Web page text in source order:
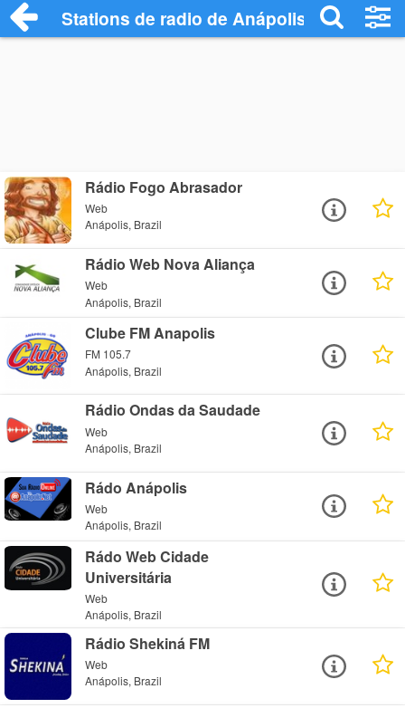
Stations de radio de Anápolis
Rádio Fogo Abrasador
Web
Anápolis, Brazil
Rádio Web Nova Aliança
Web
Anápolis, Brazil
Clube FM Anapolis
FM 105.7
Anápolis, Brazil
Rádio Ondas da Saudade
Web
Anápolis, Brazil
Rádo Anápolis
Web
Anápolis, Brazil
Rádo Web Cidade
Universitária
Web
Anápolis, Brazil
Rádio Shekiná FM
Web
Anápolis, Brazil